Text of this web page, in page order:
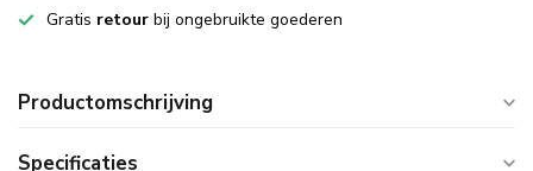
Gratis retour bij ongebruikte goederen
Productomschrijving
Specificaties